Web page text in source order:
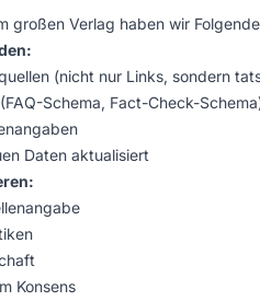
großen Verlag haben wir
(nicht nur Links, sondern
Schema, Fact-Check-
Daten aktualisiert
Konsens